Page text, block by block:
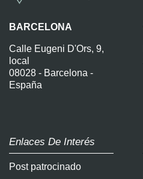
BARCELONA
Calle Eugeni D'Ors, 9,
local
08028 - Barcelona -
España
Enlaces De Interés
Post patrocinado